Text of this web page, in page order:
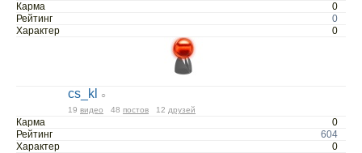
Карма
0
Рейтинг
0
Характер
0
cs_kl
○
19 видео 48 постов 12 друзей
Карма
0
Рейтинг
604
Характер
0